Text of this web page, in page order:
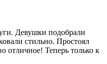
Девушки подобрали
стильно. Простоял
отличное! Теперь только к